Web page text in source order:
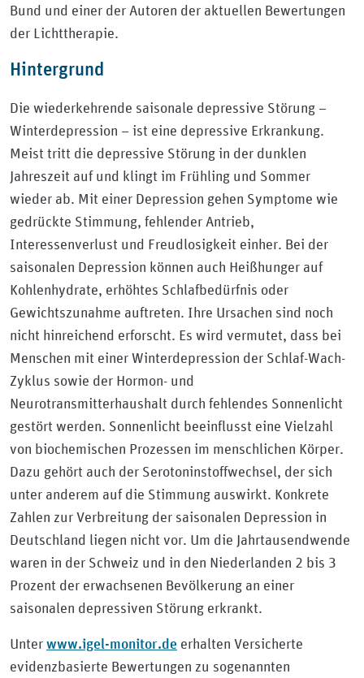
Bund und einer der Autoren der aktuellen Bewertungen
der Lichttherapie.
Hintergrund
Die wiederkehrende saisonale depressive Störung –
Winterdepression – ist eine depressive Erkrankung.
Meist tritt die depressive Störung in der dunklen
Jahreszeit auf und klingt im Frühling und Sommer
wieder ab. Mit einer Depression gehen Symptome wie
gedrückte Stimmung, fehlender Antrieb,
Interessenverlust und Freudlosigkeit einher. Bei der
saisonalen Depression können auch Heißhunger auf
Kohlenhydrate, erhöhtes Schlafbedürfnis oder
Gewichtszunahme auftreten. Ihre Ursachen sind noch
nicht hinreichend erforscht. Es wird vermutet, dass bei
Menschen mit einer Winterdepression der Schlaf-Wach-
Zyklus sowie der Hormon- und
Neurotransmitterhaushalt durch fehlendes Sonnenlicht
gestört werden. Sonnenlicht beeinflusst eine Vielzahl
von biochemischen Prozessen im menschlichen Körper.
Dazu gehört auch der Serotoninstoffwechsel, der sich
unter anderem auf die Stimmung auswirkt. Konkrete
Zahlen zur Verbreitung der saisonalen Depression in
Deutschland liegen nicht vor. Um die Jahrtausendwende
waren in der Schweiz und in den Niederlanden 2 bis 3
Prozent der erwachsenen Bevölkerung an einer
saisonalen depressiven Störung erkrankt.
Unterwww.igel-monitor.de erhalten Versicherte
evidenzbasierte Bewertungen zu sogenannten